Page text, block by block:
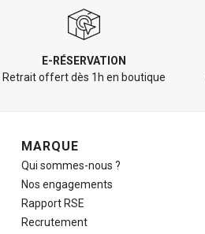
E-RÉSERVATION
Retrait offert dès 1h en boutique
Navigation de pied de page
MARQUE
Qui sommes-nous ?
Nos engagements
Rapport RSE
Recrutement